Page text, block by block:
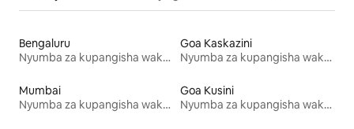
Bengaluru
Nyumba za kupangisha wakati wa likizo
Goa Kaskazini
Nyumba za kupangisha wakati wa likizo
Mumbai
Nyumba za kupangisha wakati wa likizo
Goa Kusini
Nyumba za kupangisha wakati wa likizo